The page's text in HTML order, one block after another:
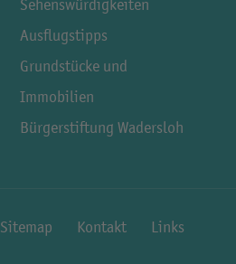
Sehenswürdigkeiten
Ausflugstipps
Grundstücke und
Immobilien
Bürgerstiftung Wadersloh
Sitemap Kontakt Links